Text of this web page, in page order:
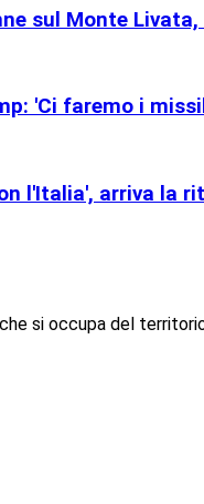
sul Monte Livata,
'Ci faremo i
l'Italia', arriva la
si occupa del